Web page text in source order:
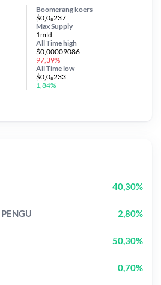
Boomerang koers
$0,0₅237
Max Supply
1mld
All Timehigh
$0,00009086
97,39%
All Time low
$0,0₅233
1,84%
40,30%
PENGU 2,80%
50,30%
0,70%